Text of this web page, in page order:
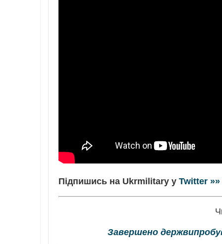
Підпишись на Ukrmilitary у Twitter »»
Завершено